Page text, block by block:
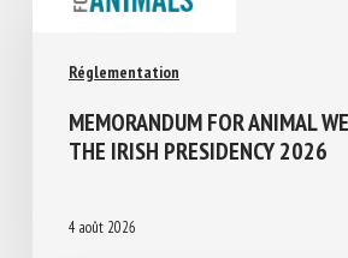
Réglementation
MEMORANDUM FOR ANIMAL
THE IRISH PRESIDENCY 2026
4 août 2026